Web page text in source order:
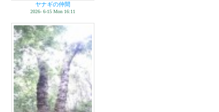
ヤナギの仲間
2026- 6-15 Mon 16:11